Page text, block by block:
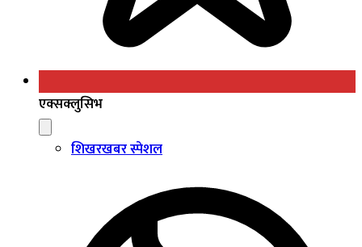
एक्सक्लुसिभ
शिखरखबर स्पेशल